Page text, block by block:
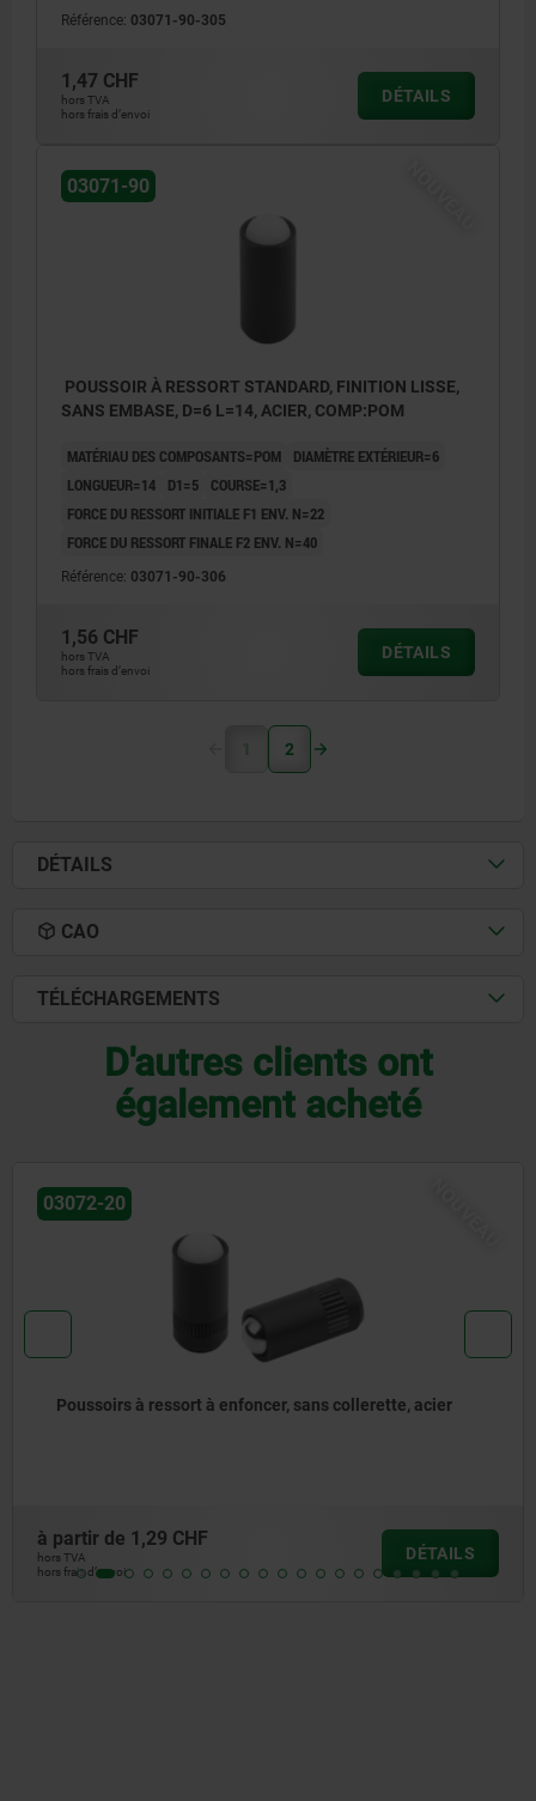
Référence: 03071-90-305
1,47 CHF
hors TVA
hors frais d’envoi
DÉTAILS
03071-90
POUSSOIR À RESSORT STANDARD, FINITION LISSE,
SANS EMBASE, D=6 L=14, ACIER, COMP:POM
MATÉRIAU DES COMPOSANTS=POM
DIAMÈTRE EXTÉRIEUR=6
LONGUEUR=14
D1=5
COURSE=1,3
FORCE DU RESSORT INITIALE F1 ENV. N=22
FORCE DU RESSORT FINALE F2 ENV. N=40
Référence: 03071-90-306
1,56 CHF
hors TVA
hors frais d’envoi
DÉTAILS
1 2
DÉTAILS
CAO
TÉLÉCHARGEMENTS
D'autres clients ont
également acheté
03055
Poussoir à ressort à six pans creux et avec doigt
à partir de5,56 CHF
hors frais d’envoi
DÉTAILS